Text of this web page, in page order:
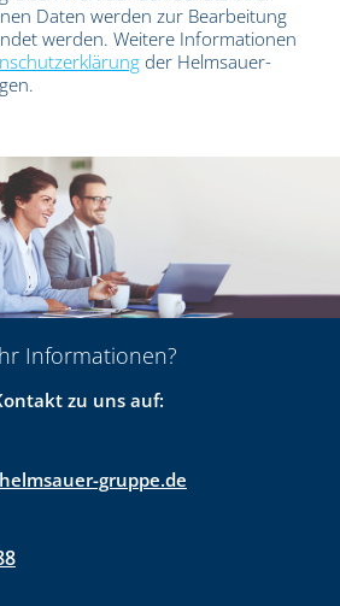
Daten werden zur Bearbeitung
werden. Weitere Informationen
der Helmsauer-
Informationen?
zu uns auf:
gruppe.de